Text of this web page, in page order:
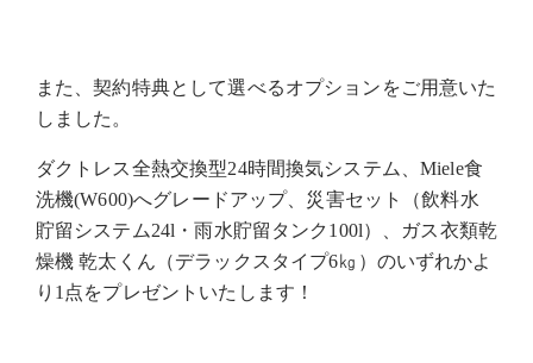
また、契約特典として選べるオプションをご用意いた
しました。
ダクトレス全熱交換型24時間換気システム、Miele食
洗機(W600)へグレードアップ、災害セット（飲料水
貯留システム24l ・雨水貯留タンク 100l）、ガス衣類乾
燥機 乾太くん（デラックスタイプ6㎏）のいずれかよ
り 1 点をプレゼントいたします！